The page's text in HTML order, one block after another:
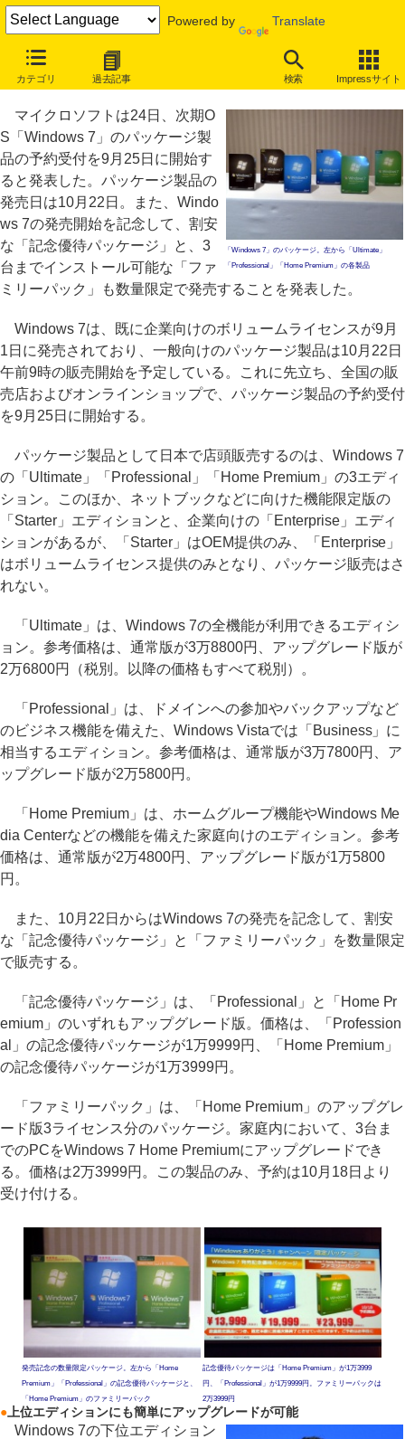
Powered by Translate
カテゴリ 過去記事 検索 Impressサイト
「Windows 7」パッケージ版は9月25日予約開始、10月22日9時発売
割安な「記念優待パッケージ」「ファミリーパック」も発売
「Windows 7」のパッケージ。左から「Ultimate」
「Professional」「Home Premium」の各製品
マイクロソフトは24日、次期O
S「Windows 7」のパッケージ製
品の予約受付を9月25日に開始す
ると発表した。パッケージ製品の
発売日は10月22日。また、Windo
ws 7の発売開始を記念して、割安
な「記念優待パッケージ」と、3
台までインストール可能な「ファ
ミリーパック」も数量限定で発売することを発表した。
Windows 7は、既に企業向けのボリュームライセンスが9月
1日に発売されており、一般向けのパッケージ製品は10月22日
午前9時の販売開始を予定している。これに先立ち、全国の販
売店およびオンラインショップで、パッケージ製品の予約受付
を9月25日に開始する。
パッケージ製品として日本で店頭販売するのは、Windows 7
の「Ultimate」「Professional」「Home Premium」の3エディ
ション。このほか、ネットブックなどに向けた機能限定版の
「Starter」エディションと、企業向けの「Enterprise」エディ
ションがあるが、「Starter」はOEM提供のみ、「Enterprise」
はボリュームライセンス提供のみとなり、パッケージ販売はさ
れない。
「Ultimate」は、Windows 7の全機能が利用できるエディシ
ョン。参考価格は、通常版が3万8800円、アップグレード版が
2万6800円（税別。以降の価格もすべて税別）。
「Professional」は、ドメインへの参加やバックアップなど
のビジネス機能を備えた、Windows Vistaでは「Business」に
相当するエディション。参考価格は、通常版が3万7800円、ア
ップグレード版が2万5800円。
「Home Premium」は、ホームグループ機能やWindows Me
dia Centerなどの機能を備えた家庭向けのエディション。参考
価格は、通常版が2万4800円、アップグレード版が1万5800
円。
また、10月22日からはWindows 7の発売を記念して、割安
な「記念優待パッケージ」と「ファミリーパック」を数量限定
で販売する。
「記念優待パッケージ」は、「Professional」と「Home Pr
emium」のいずれもアップグレード版。価格は、「Profession
al」の記念優待パッケージが1万9999円、「Home Premium」
の記念優待パッケージが1万3999円。
「ファミリーパック」は、「Home Premium」のアップグレ
ード版3ライセンス分のパッケージ。家庭内において、3台ま
でのPCをWindows 7 Home Premiumにアップグレードでき
る。価格は2万3999円。この製品のみ、予約は10月18日より
受け付ける。
発売記念の数量限定パッケージ。左から「Home
Premium」「Professional」の記念優待パッケージと、
「Home Premium」のファミリーパック
記念優待パッケージは「Home Premium」が1万3999
円、「Professional」が1万9999円。ファミリーパックは
2万3999円
● 上位エディションにも簡単にアップグレードが可能
Windows 7の下位エディション